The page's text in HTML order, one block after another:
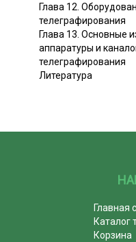
Глава 12.
телеграфирования
Глава 13. Основные
аппаратуры и
телеграфирования
Литература
Главная
Каталог
Корзина